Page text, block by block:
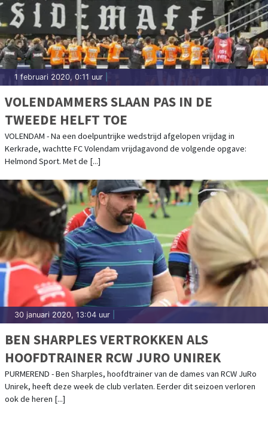
1 februari 2020, 0:11 uur
VOLENDAMMERS SLAAN PAS IN DE
TWEEDE HELFT TOE
VOLENDAM - Na een doelpuntrijke wedstrijd afgelopen vrijdag in
Kerkrade, wachtte FC Volendam vrijdagavond de volgende opgave:
Helmond Sport. Met de [...]
30 januari 2020, 13:04 uur
BEN SHARPLES VERTROKKEN ALS
HOOFDTRAINER RCW JURO UNIREK
PURMEREND - Ben Sharples, hoofdtrainer van de dames van RCW JuRo
Unirek, heeft deze week de club verlaten. Eerder dit seizoen verloren
ook de heren [...]